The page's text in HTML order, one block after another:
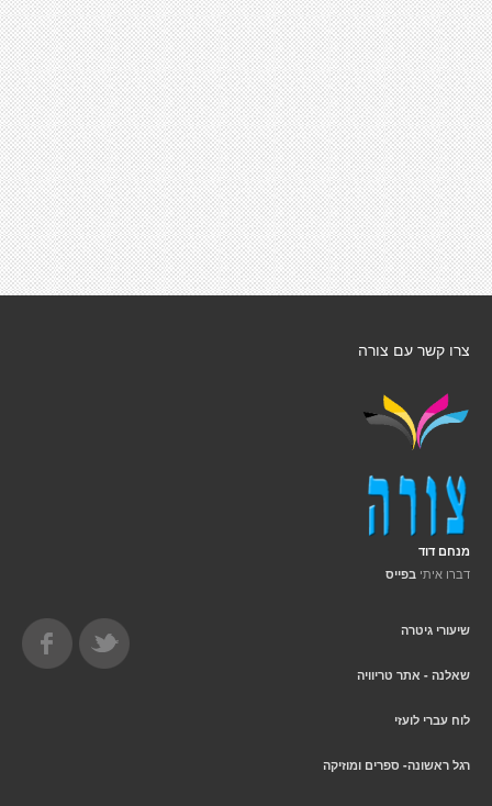
צרו קשר עם צורה
מנחם דוד
דברו איתי בפייס
שיעורי גיטרה
שאלנה - אתר טריוויה
לוח עברי לועזי
רגל ראשונה- ספרים ומוזיקה